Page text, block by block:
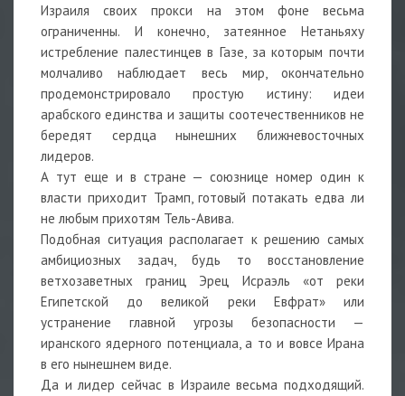
Израиля своих прокси на этом фоне весьма
ограниченны. И конечно, затеянное Нетаньяху
истребление палестинцев в Газе, за которым почти
молчаливо наблюдает весь мир, окончательно
продемонстрировало простую истину: идеи
арабского единства и защиты соотечественников не
бередят сердца нынешних ближневосточных
лидеров.
А тут еще и в стране — союзнице номер один к
власти приходит Трамп, готовый потакать едва ли
не любым прихотям Тель-Авива.
Подобная ситуация располагает к решению самых
амбициозных задач, будь то восстановление
ветхозаветных границ Эрец Исраэль «от реки
Египетской до великой реки Евфрат» или
устранение главной угрозы безопасности —
иранского ядерного потенциала, а то и вовсе Ирана
в его нынешнем виде.
Да и лидер сейчас в Израиле весьма подходящий.